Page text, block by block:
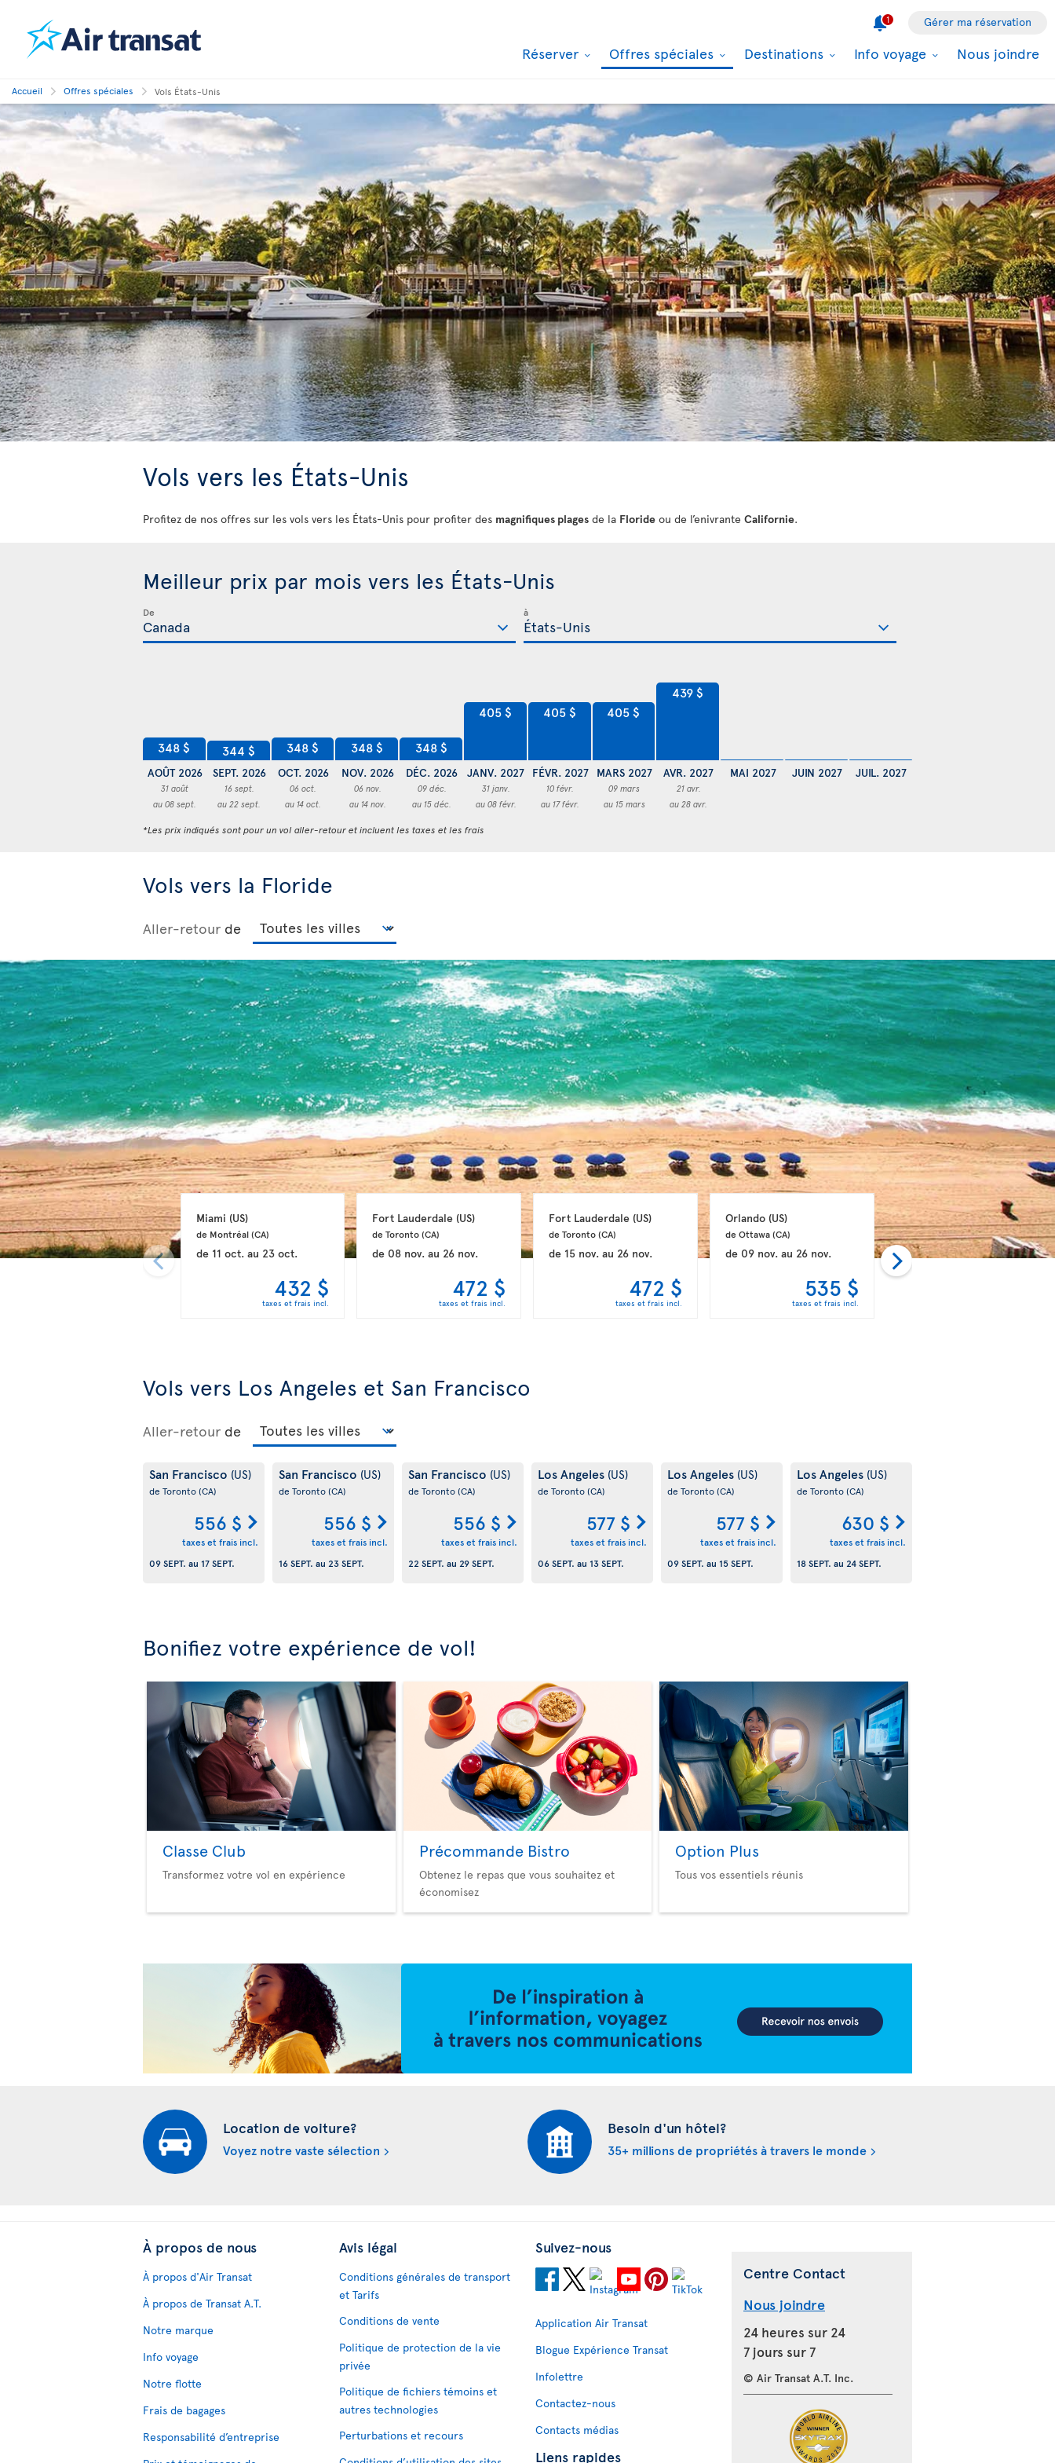
1 Gérer ma réservation
Réserver Offres spéciales Destinations Info voyage Nous joindre
Accueil Offres spéciales Vols États-Unis
Vols vers les États-Unis
Profitez de nos offres sur les vols vers les États-Unis pour profiter des magnifiques plages de la Floride ou de l’enivrante Californie.
Meilleur prix par mois vers les États-Unis
De à
348 $
AOÛT 2026
31 août
au 08 sept.
344 $
SEPT. 2026
16 sept.
au 22 sept.
348 $
OCT. 2026
06 oct.
au 14 oct.
348 $
NOV. 2026
06 nov.
au 14 nov.
348 $
DÉC. 2026
09 déc.
au 15 déc.
405 $
JANV. 2027
31 janv.
au 08 févr.
405 $
FÉVR. 2027
10 févr.
au 17 févr.
405 $
MARS 2027
09 mars
au 15 mars
439 $
AVR. 2027
21 avr.
au 28 avr.
MAI 2027 JUIN 2027 JUIL. 2027
*Les prix indiqués sont pour un vol aller-retour et incluent les taxes et les frais
Vols vers la Floride
Aller-retour de
Miami (US)
de Montréal (CA)
de 11 oct.au 23 oct.
432 $
taxes et frais incl.
Fort Lauderdale (US)
de Toronto (CA)
de 08 nov. au 26 nov.
472 $
taxes et frais incl.
Fort Lauderdale (US)
de Toronto (CA)
de 15 nov. au 26 nov.
472 $
taxes et frais incl.
Orlando (US)
de Ottawa (CA)
de 09 nov. au 26 nov.
535 $
taxes et frais incl.
Fort Lauderdale (US)
de Montréal (CA)
de04 oct.au22 oct.
Vols vers Los Angeles et San Francisco
Aller-retour de
San Francisco (US)
de Toronto(CA)
556 $
taxes et frais incl.
09 SEPT. au 17 SEPT.
San Francisco (US)
de Toronto(CA)
556 $
taxes et frais incl.
16 SEPT. au 23 SEPT.
San Francisco (US)
de Toronto(CA)
556 $
taxes et frais incl.
22 SEPT. au 29 SEPT.
Los Angeles (US)
de Toronto(CA)
577 $
taxes et frais incl.
06 SEPT. au 13 SEPT.
Los Angeles (US)
de Toronto(CA)
577 $
taxes et frais incl.
09 SEPT. au 15 SEPT.
Los Angeles (US)
de Toronto(CA)
630 $
taxes et frais incl.
18 SEPT. au 24 SEPT.
Bonifiez votre expérience de vol!
Classe Club
Transformez votre vol en expérience
Précommande Bistro
Obtenez le repas que vous souhaitez et
économisez
Option Plus
Tous vos essentiels réunis
Location de voiture?
Voyez notre vaste sélection
Besoin d'un hôtel?
35+ millions de propriétés à travers le monde
À propos de nous
À propos d'Air Transat
À propos de Transat A.T.
Notre marque
Info voyage
Notre flotte
Frais de bagages
Responsabilité d’entreprise
Avis légal
Conditions générales de transport
et Tarifs
Conditions de vente
Politique de protection de la vie
privée
Politique de fichiers témoins et
autres technologies
Perturbations et recours
Suivez-nous
Application Air Transat
Blogue Expérience Transat
Infolettre
Contactez-nous
Contacts médias
Liens rapides
Centre Contact
Nous joindre
24 heures sur 24
7 jours sur 7
© Air Transat A.T. Inc.